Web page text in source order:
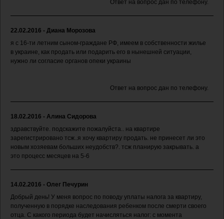
Ответ на вопрос дан по телефону.
22.02.2016 - Диана Морозова
я с 16-ти летним сыном-граждане РФ, имеем в собственности жилье
в украине, как продать или подарить его в нынешней ситуации,
нужно ли согласие органов опеки украины
Ответ на вопрос дан по телефону.
18.02.2016 - Алина Сидорова
здравствуйте. подскажите пожалуйста.. на квартире
зарегистрировано тсж..я хочу квартиру продать. не принесет ли это
новым хозяевам больших неудобств?. тсж планирую закрывать. а
это процесс месяцев на 5-6
14.02.2016 - Олег Печурин
Добрый день! У меня вопрос по поводу уплаты налога за квартиру,
полученную в порядке наследования ребенком после смерти своего
отца. С какого периода будет начисляться налог: с момента